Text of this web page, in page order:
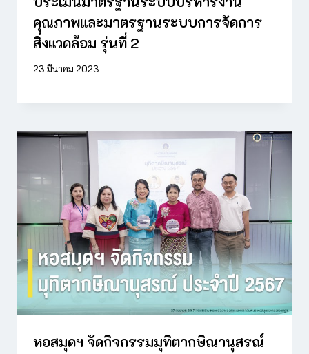
คุณภาพและมาตรฐานระบบการจัดการ
สิ่งแวดล้อม รุ่นที่ 2
23 มีนาคม 2023
หอสมุดฯ จัดกิจกรรมมุทิตากษิณานุสรณ์